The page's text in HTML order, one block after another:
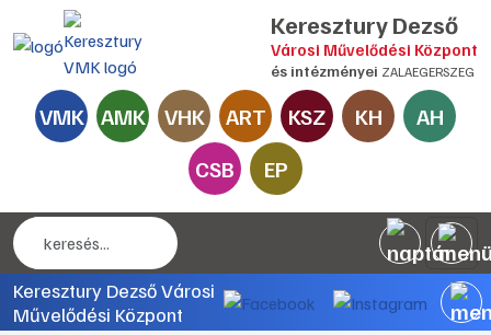
Keresztury Dezső
Városi Művelődési Központ
és intézményei ZALAEGERSZEG
VMK AMK VHK ART KSZ KH
AH
CSB
EP
Keresztury Dezső Városi
Művelődési Központ